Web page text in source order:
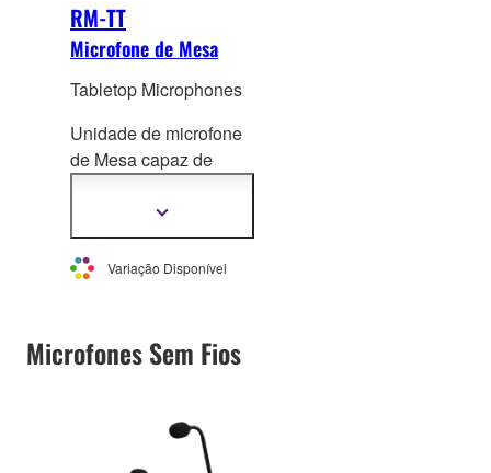
RM-TT
Microfone de Mesa
Tabletop Microphones
Unidade de microfone
de Mesa capaz de
mbiente sonoro
confortável sem
qualquer tipo de
Mostrar
Variação Disponível
Microfones Sem Fios